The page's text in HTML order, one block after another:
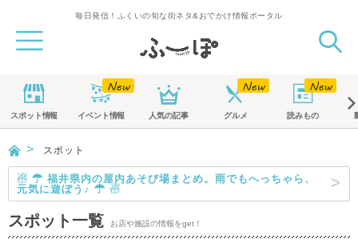
毎日発信！ふくいの旬な街ネタ&おでかけ情報ポータル
スポット情報 イベント情報 人気の記事 グルメ 読みもの
スポット
☃ ☂ 福井県内の屋内あそび場まとめ。雨でもへっちゃら、
元気に遊ぼう♪ ☂ ☃
スポット一覧 お店や施設の情報をget！